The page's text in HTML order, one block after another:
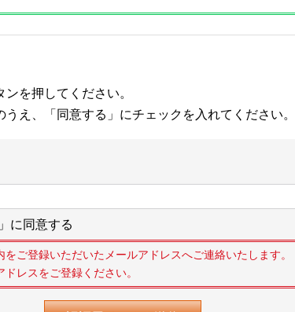
を押してください。
うえ、「同意する」にチェックを入れてください。
に同意する
ご登録いただいたメールアドレスへご連絡いたします。
レスをご登録ください。